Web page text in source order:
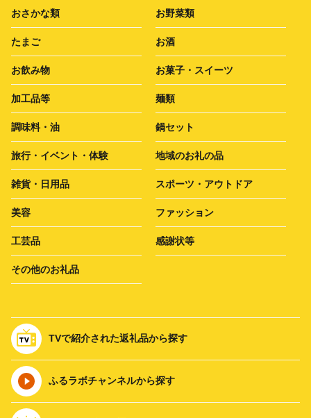
おさかな類 お野菜類
たまご お酒
お飲み物 お菓子・スイーツ
加工品等 麺類
調味料・油 鍋セット
旅行・イベント・体験 地域のお礼の品
雑貨・日用品 スポーツ・アウトドア
美容 ファッション
工芸品 感謝状等
その他のお礼品
TVで紹介された返礼品から探す
ふるラボチャンネルから探す